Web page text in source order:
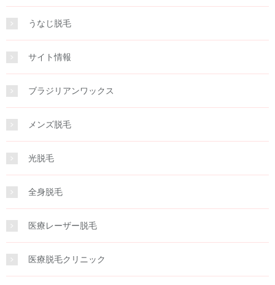
うなじ脱毛
サイト情報
ブラジリアンワックス
メンズ脱毛
光脱毛
全身脱毛
医療レーザー脱毛
医療脱毛クリニック